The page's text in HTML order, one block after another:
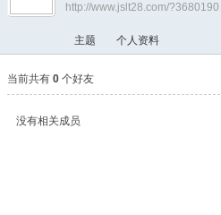
›
http://www.jslt28.com/?3680190
主题 个人资料
当前共有 0 个好友
没有相关成员